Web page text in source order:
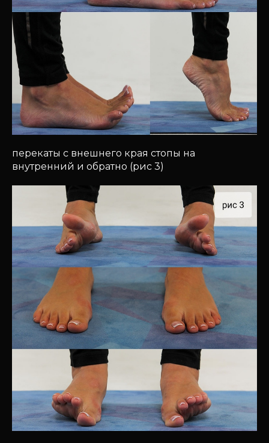
перекаты с внешнего края стопы на
внутренний и обратно (рис 3)